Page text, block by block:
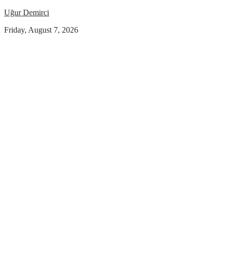
Uğur Demirci
Friday, August 7, 2026